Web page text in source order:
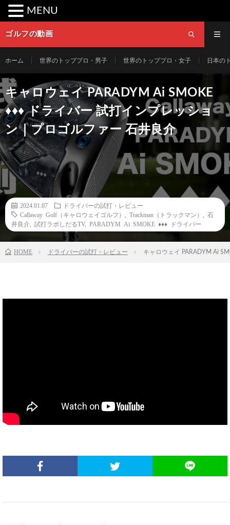
ゴルフの動画
ホーム 世界のトッププロ・男子 世界のトッププロ・女子 日本の
キャロウェイ PARADYM Ai SMOKE
♦♦♦ ドライバー 試打インプレッショ
ン｜プロゴルファー 石井良介
2024.01.07
ドライバーの試打・レビュー
Callaway Golf（キャロウェイゴルフ）
Trackman（トラックマン）
石
井良介
試打ラボしだるTV, PARADYM Ai SMOKE ♦♦♦ ドライバー
HOME ドライバーの試打・レビュー キャロウェイ PARADYM Ai
MENU